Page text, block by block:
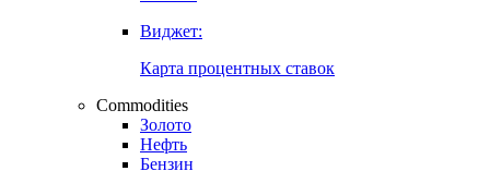
Страницы стран
Росстат
Виджет:
Карта процентных ставок